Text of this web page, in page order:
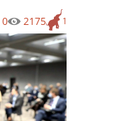
1
0 2175